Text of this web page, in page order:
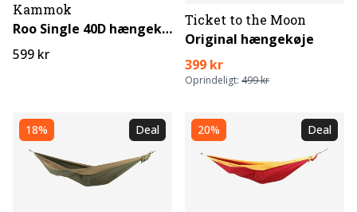
Kammok
Roo Single 40D hængekøje
599 kr
Ticket to the Moon
Original hængekøje
399 kr
Oprindeligt: 499 kr
18% Deal 20% Deal